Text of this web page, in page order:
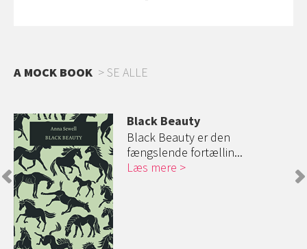
A MOCK BOOK SE ALLE
Black Beauty
Black Beauty er den
fængslende fortællin...
Læs mere